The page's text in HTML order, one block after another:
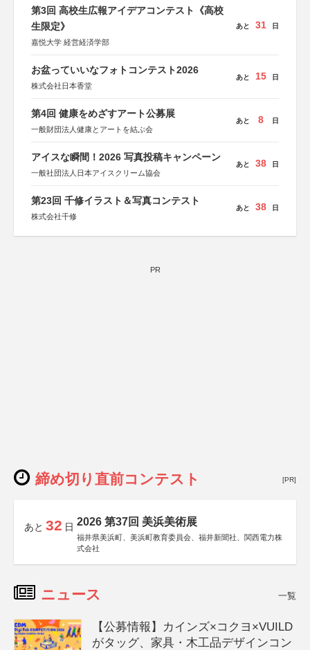
第3回 高校生広報アイデアコンテスト《高校
生限定》
嘉悦大学 経営経済学部
あと 31 日
お盆っていいなフォトコンテスト2026
株式会社日本香堂
あと 15 日
第4回 健康をめざすアート公募展
一般財団法人健康とアートを結ぶ会
あと 8 日
アイスな瞬間！2026 写真投稿キャンペーン
一般社団法人日本アイスクリーム協会
あと 38 日
第23回 千修イラスト＆写真コンテスト
株式会社千修
あと 38 日
PR
締め切り直前コンテスト [PR]
あと 32 日 2026 第37回 美浜美術展
福井県美浜町、美浜町教育委員会、福井新聞社、関西電力株
式会社
ニュース 一覧
【公募情報】カインズ×コクヨ×VUILD
がタッグ、家具・木工品デザインコン